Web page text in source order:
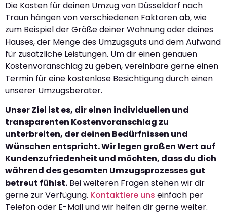
Die Kosten für deinen Umzug von Düsseldorf nach
Traun hängen von verschiedenen Faktoren ab, wie
zum Beispiel der Größe deiner Wohnung oder deines
Hauses, der Menge des Umzugsguts und dem Aufwand
für zusätzliche Leistungen. Um dir einen genauen
Kostenvoranschlag zu geben, vereinbare gerne einen
Termin für eine kostenlose Besichtigung durch einen
unserer Umzugsberater.
Unser Ziel ist es, dir einen individuellen und
transparenten Kostenvoranschlag zu
unterbreiten, der deinen Bedürfnissen und
Wünschen entspricht. Wir legen großen Wert auf
Kundenzufriedenheit und möchten, dass du dich
während des gesamten Umzugsprozesses gut
betreut fühlst. Bei weiteren Fragen stehen wir dir
gerne zur Verfügung. Kontaktiere uns einfach per
Telefon oder E-Mail und wir helfen dir gerne weiter.